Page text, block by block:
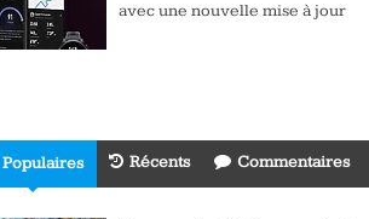
avec une nouvelle mise à jour
Populaires Récents Commentaires